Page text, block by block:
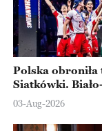
Polska
Siatkówki.
Ningbo
03-Aug-2026